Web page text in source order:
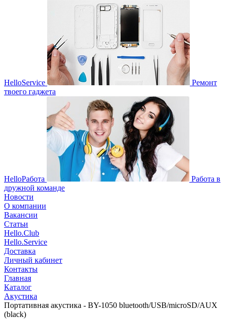
HelloService
Ремонт
твоего гаджета
HelloРабота
Работа в
дружной команде
Новости
О компании
Вакансии
Статьи
Hello.Club
Hello.Service
Доставка
Личный кабинет
Контакты
Главная
Каталог
Акустика
Портативная акустика - BY-1050 bluetooth/USB/microSD/AUX
(black)